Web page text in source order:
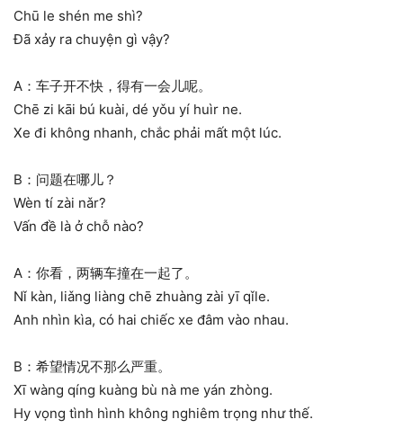
Chū le shén me shì?
Đã xảy ra chuyện gì vậy?
A：车子开不快，得有一会儿呢。
Chē zi kāi bú kuài, dé yǒu yí huìr ne.
Xe đi không nhanh, chắc phải mất một lúc.
B：问题在哪儿？
Wèn tí zài nǎr?
Vấn đề là ở chỗ nào?
A：你看，两辆车撞在一起了。
Nǐ kàn, liǎng liàng chē zhuàng zài yī qǐle.
Anh nhìn kìa, có hai chiếc xe đâm vào nhau.
B：希望情况不那么严重。
Xī wàng qíng kuàng bù nà me yán zhòng.
Hy vọng tình hình không nghiêm trọng như thế.